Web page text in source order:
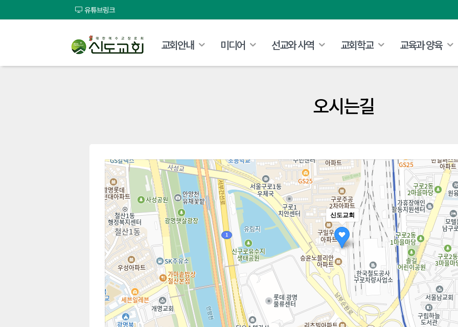
유튜브링크
교회안내 미디어 선교와 사역 교회학교 교육과 양육
오시는길
신도교회